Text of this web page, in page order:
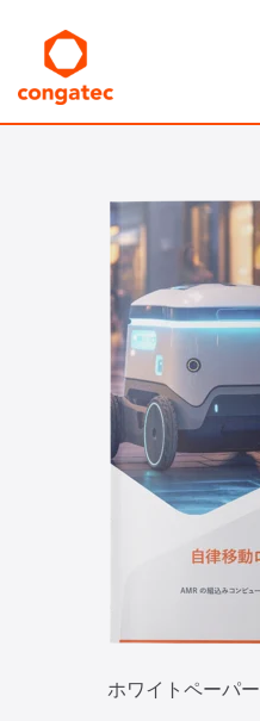
ホワイトペーパー